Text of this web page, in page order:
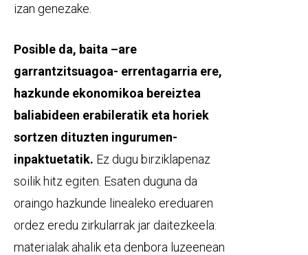
izan genezake.
Posible da, baita –are
garrantzitsuagoa- errentagarria ere,
hazkunde ekonomikoa bereiztea
baliabideen erabileratik eta horiek
sortzen dituzten ingurumen-
inpaktuetatik. Ez dugu birziklapenaz
soilik hitz egiten. Esaten duguna da
oraingo hazkunde linealeko ereduaren
ordez eredu zirkularrak jar daitezkeela:
materialak ahalik eta denbora luzeenean